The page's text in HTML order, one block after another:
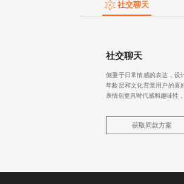
社交聊天
社交聊天
侧重于日常情感的表达，设
年龄层和文化背景用户的喜
表情包更具时代感和趣味性
获取同款方案